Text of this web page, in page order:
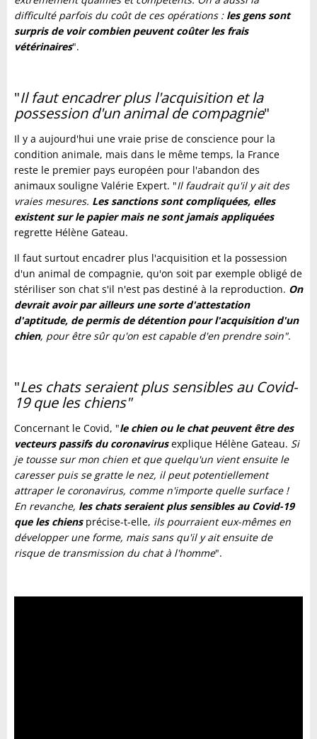
difficulté parfois du coût de ces opérations : les gens sont
surpris de voir combien peuvent coûter les frais
vétérinaires".
"Il faut encadrer plus l'acquisition et la
possession d'un animal de compagnie"
Il y a aujourd'hui une vraie prise de conscience pour la
condition animale, mais dans le même temps, la France
reste le premier pays européen pour l'abandon des
animaux souligne Valérie Expert. "Il faudrait qu'il y ait des
vraies mesures. Les sanctions sont compliquées, elles
existent sur le papier mais ne sont jamais appliquées
regrette Hélène Gateau.
Il faut surtout encadrer plus l'acquisition et la possession
d'un animal de compagnie, qu'on soit par exemple obligé de
stériliser son chat s'il n'est pas destiné à la reproduction. On
devrait avoir par ailleurs une sorte d'attestation
d'aptitude, de permis de détention pour l'acquisition d'un
chien, pour être sûr qu'on est capable d'en prendre soin".
"Leschats seraient plus sensibles au Covid-
19 que les chiens"
Concernant le Covid, "le chien ou le chat peuvent être des
vecteurs passifs du coronavirus explique Hélène Gateau. Si
je tousse sur mon chien et que quelqu'un vient ensuite le
caresser puis se gratte le nez, il peut potentiellement
attraper le coronavirus, comme n'importe quelle surface !
En revanche, les chats seraient plus sensibles au Covid-19
que les chiensprécise-t-elle, ils pourraient eux-mêmes en
développer une forme, mais sans qu'il y ait ensuite de
risque de transmission du chat à l'homme".